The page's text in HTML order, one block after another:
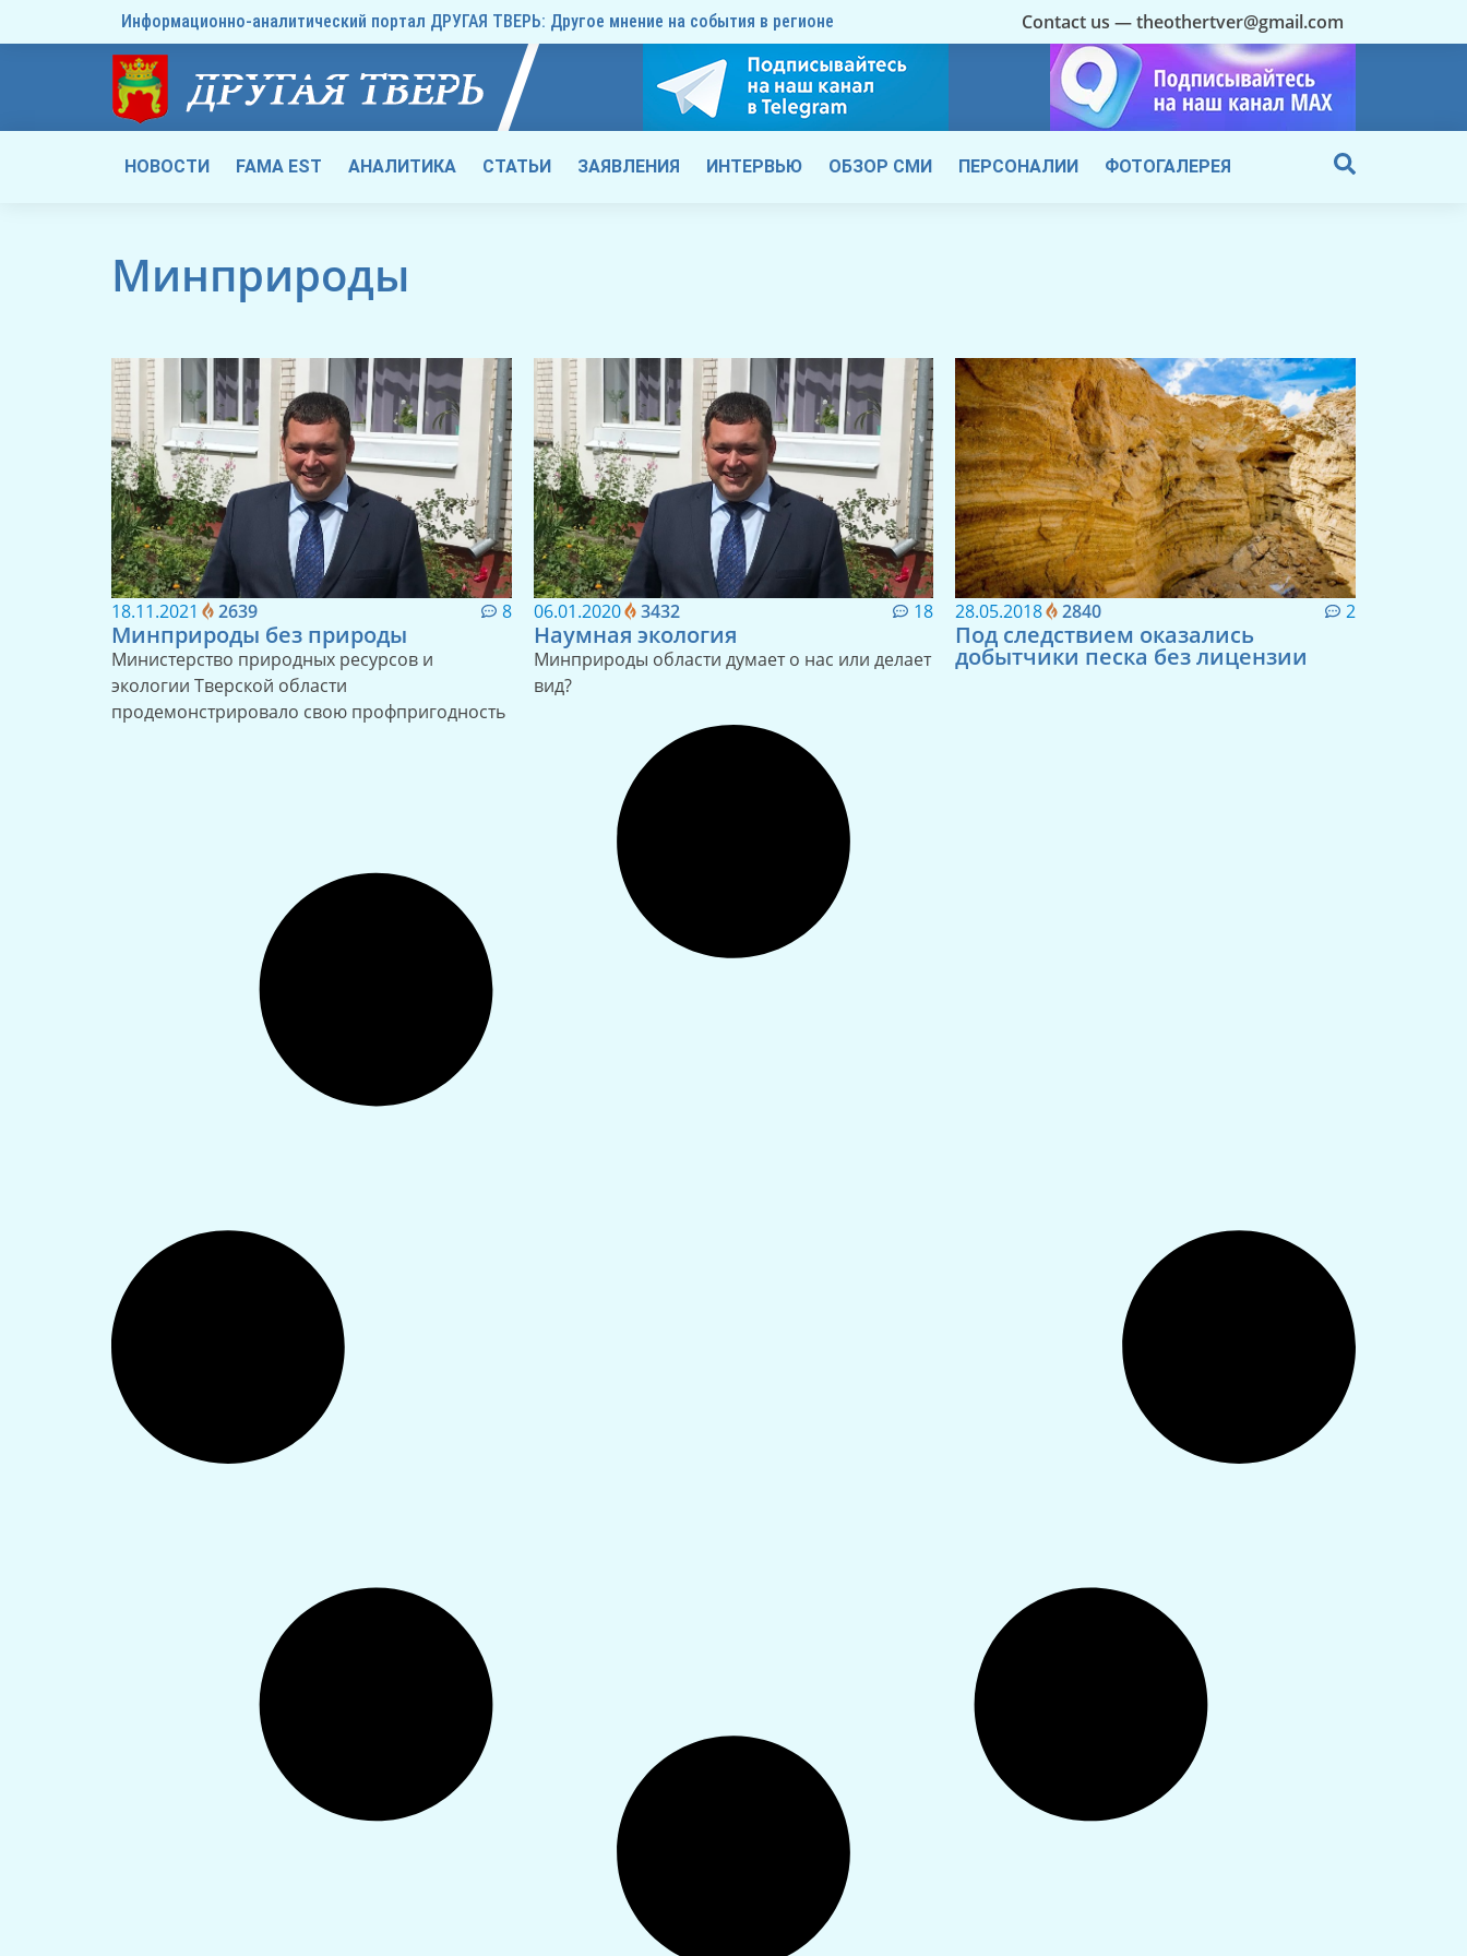
Информационно-аналитический портал ДРУГАЯ ТВЕРЬ: Другое мнение на события в регионе Contact us — theothertver@gmail.com
НОВОСТИ FAMA EST АНАЛИТИКА СТАТЬИ ЗАЯВЛЕНИЯ ИНТЕРВЬЮ ОБЗОР СМИ ПЕРСОНАЛИИ ФОТОГАЛЕРЕЯ
Минприроды
18.11.2021 2639 8
Минприроды без природы
Министерство природных ресурсов и
экологии Тверской области
продемонстрировало свою профпригодность
06.01.2020 3432 18
Наумная экология
Минприроды области думает о нас или делает
вид?
28.05.2018 2840 2
Под следствием оказались
добытчики песка без лицензии